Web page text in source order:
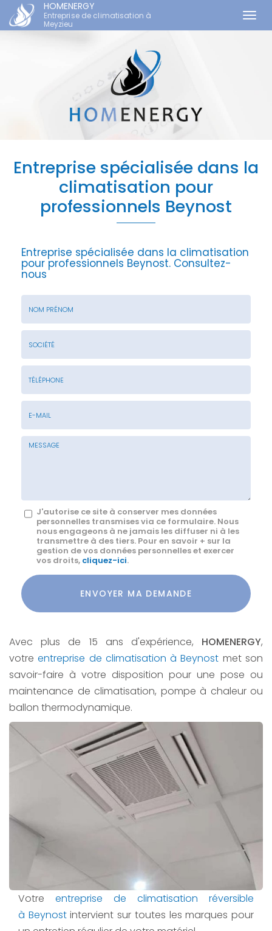
HOMENERGY
Entreprise de climatisation à
Meyzieu
Entreprise spécialisée dans la
climatisation pour
professionnels Beynost
Entreprise spécialisée dans la climatisation
pour professionnels Beynost. Consultez-
nous
Nom
Prénom
Société
Téléphone
E-
Message
J'autorise ce site à conserver mes données
personnelles transmises via ce formulaire. Nous
nous engageons à ne jamais les diffuser ni à les
transmettre à des tiers. Pour en savoir + sur la
gestion de vos données personnelles et exercer
vos droits, cliquez-ici.
Acceptation
RGPD
ENVOYER MA DEMANDE
Avec plus de 15 ans d'expérience, HOMENERGY,
votreentreprise de climatisation à Beynost met son
savoir-faire à votre disposition pour une pose ou
maintenance de climatisation, pompe à chaleur ou
ballon thermodynamique.
Votre entreprise de climatisation réversible
à Beynostintervient sur toutes les marques pour